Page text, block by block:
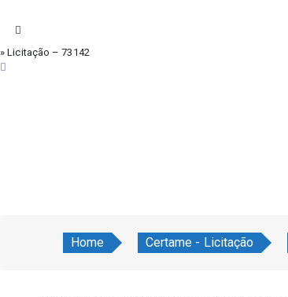
» Licitação – 73142
Home Certame - Licitação